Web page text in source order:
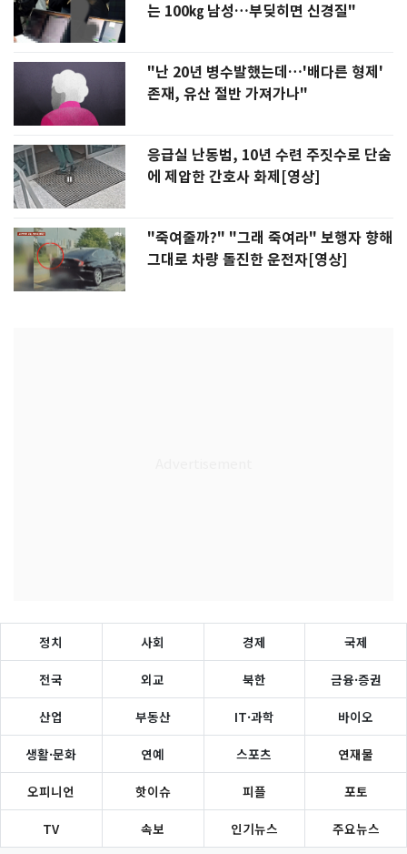
는 100㎏ 남성…부딪히면 신경질"
"난 20년 병수발했는데…'배다른 형제'
존재, 유산 절반 가져가나"
응급실 난동범, 10년 수련 주짓수로 단숨
에 제압한 간호사 화제[영상]
"죽여줄까?" "그래 죽여라" 보행자 향해
그대로 차량 돌진한 운전자[영상]
정치 사회 경제 국제
전국 외교 북한 금융·증권
산업 부동산 IT·과학 바이오
생활·문화 연예 스포츠 연재물
오피니언 핫이슈 피플 포토
TV 속보 인기뉴스 주요뉴스